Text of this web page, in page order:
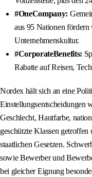
#OneCompany:
aus 95 Nationen
Unternehmenskultur.
#CorporateBenefits:
Rabatte auf Reisen,
Nordex hält sich an eine
Einstellungsentscheidungen
Geschlecht, Hautfarbe,
geschützte Klassen getroffen
staatlichen Gesetzen.
sowie Bewerber und
bei gleicher Eignung